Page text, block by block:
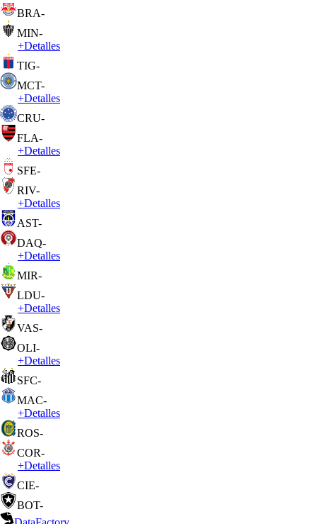
BRA-
MIN-
+Detalles
TIG-
MCT-
+Detalles
CRU-
FLA-
+Detalles
SFE-
RIV-
+Detalles
AST-
DAQ-
+Detalles
MIR-
LDU-
+Detalles
VAS-
OLI-
+Detalles
SFC-
MAC-
+Detalles
ROS-
COR-
+Detalles
CIE-
BOT-